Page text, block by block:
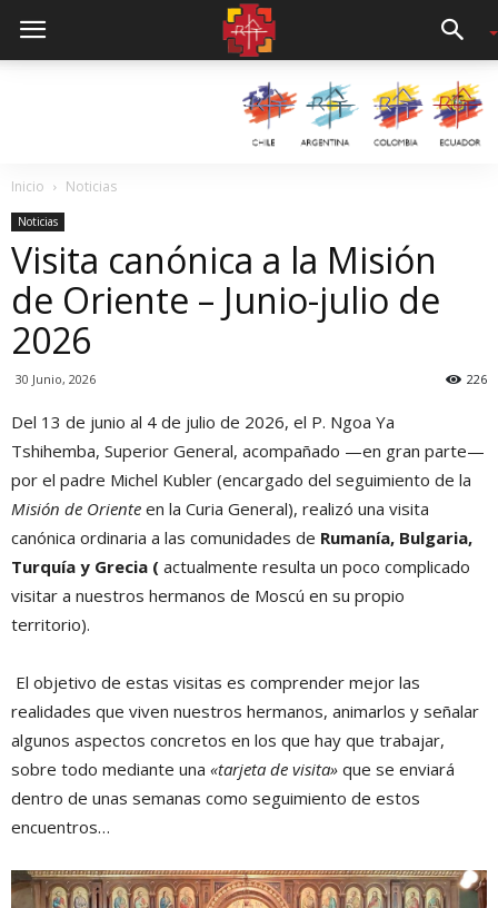
Inicio Noticias
Noticias
Visita canónica a la Misión
de Oriente – Junio-julio de
2026
30 Junio, 2026 226
Del 13 de junio al 4 de julio de 2026, el P. Ngoa Ya
Tshihemba, Superior General, acompañado —en gran parte—
por el padre Michel Kubler (encargado del seguimiento de la
Misión de Oriente en la Curia General), realizó una visita
canónica ordinaria a las comunidades de Rumanía, Bulgaria,
Turquía y Grecia ( actualmente resulta un poco complicado
visitar a nuestros hermanos de Moscú en su propio
territorio).
El objetivo de estas visitas es comprender mejor las
realidades que viven nuestros hermanos, animarlos y señalar
algunos aspectos concretos en los que hay que trabajar,
sobre todo mediante una «tarjeta de visita» que se enviará
dentro de unas semanas como seguimiento de estos
encuentros…